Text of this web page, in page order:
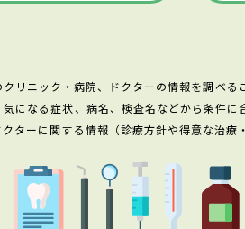
リニック・病院、ドクターの情報を調べる
なる症状、病名、検査名などから条件に
ターに関する情報（診療方針や得意な治療